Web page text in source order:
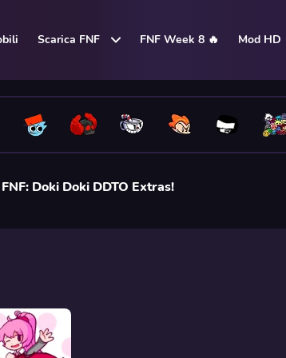
Scarica FNF FNF Week 8 🔥 Mod HD
FNF: Doki Doki DDTO Extras!